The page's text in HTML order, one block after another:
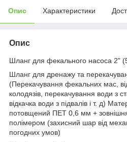
Опис Характеристики
Опис
Шланг для фекального насоса 2"
Шланг для дренажу та
(Перекачування фекальних мас,
колодязів, перекачування води з
відкачка води з підвалів і т. д)
потовщений ПЕТ 0,6 мм +
полімером (захисний шар від
погодних умов)